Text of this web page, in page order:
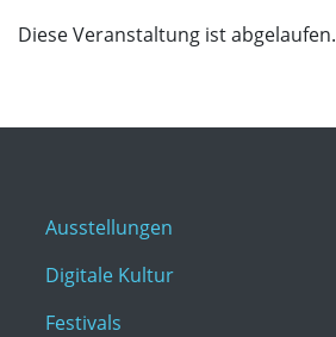
Diese Veranstaltung ist abgelaufen.
Ausstellungen
Digitale Kultur
Festivals